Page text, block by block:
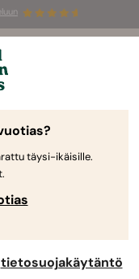
%
Historia
täysi-ikäisille.
tietosuojakäytäntö